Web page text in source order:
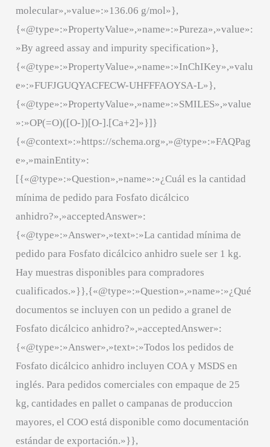
molecular»,»value»:»136.06 g/mol»},
{«@type»:»PropertyValue»,»name»:»Pureza»,»value»:
»By agreed assay and impurity specification»},
{«@type»:»PropertyValue»,»name»:»InChIKey»,»valu
e»:»FUFJGUQYACFECW-UHFFFAOYSA-L»},
{«@type»:»PropertyValue»,»name»:»SMILES»,»value
»:»OP(=O)([O-])[O-].[Ca+2]»}]}
{«@context»:»https://schema.org»,»@type»:»FAQPag
e»,»mainEntity»:
[{«@type»:»Question»,»name»:»¿Cuál es la cantidad
mínima de pedido para Fosfato dicálcico
anhidro?»,»acceptedAnswer»:
{«@type»:»Answer»,»text»:»La cantidad mínima de
pedido para Fosfato dicálcico anhidro suele ser 1 kg.
Hay muestras disponibles para compradores
cualificados.»}},{«@type»:»Question»,»name»:»¿Qué
documentos se incluyen con un pedido a granel de
Fosfato dicálcico anhidro?»,»acceptedAnswer»:
{«@type»:»Answer»,»text»:»Todos los pedidos de
Fosfato dicálcico anhidro incluyen COA y MSDS en
inglés. Para pedidos comerciales con empaque de 25
kg, cantidades en pallet o campanas de produccion
mayores, el COO está disponible como documentación
estándar de exportación.»}},